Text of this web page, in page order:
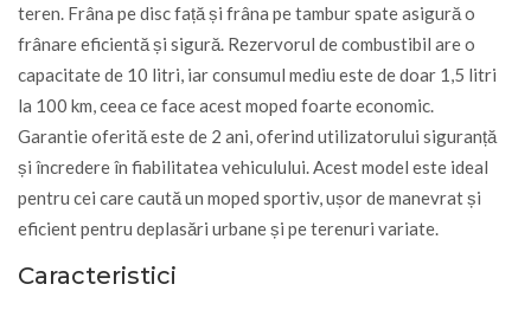
teren. Frâna pe disc față și frâna pe tambur spate asigură o
frânare eficientă și sigură. Rezervorul de combustibil are o
capacitate de 10 litri, iar consumul mediu este de doar 1,5 litri
la 100 km, ceea ce face acest moped foarte economic.
Garantie oferită este de 2 ani, oferind utilizatorului siguranță
și încredere în fiabilitatea vehiculului. Acest model este ideal
pentru cei care caută un moped sportiv, ușor de manevrat și
eficient pentru deplasări urbane și pe terenuri variate.
Caracteristici